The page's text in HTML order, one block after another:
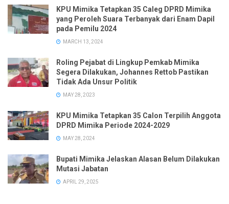
KPU Mimika Tetapkan 35 Caleg DPRD Mimika
yang Peroleh Suara Terbanyak dari Enam Dapil
pada Pemilu 2024
MARCH 13, 2024
Roling Pejabat di Lingkup Pemkab Mimika
Segera Dilakukan, Johannes Rettob Pastikan
Tidak Ada Unsur Politik
MAY 28, 2023
KPU Mimika Tetapkan 35 Calon Terpilih Anggota
DPRD Mimika Periode 2024-2029
MAY 28, 2024
Bupati Mimika Jelaskan Alasan Belum Dilakukan
Mutasi Jabatan
APRIL 29, 2025